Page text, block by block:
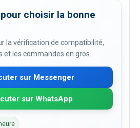
choisir la bonne
la vérification de compatibilité,
et les commandes en gros.
sur Messenger
sur WhatsApp